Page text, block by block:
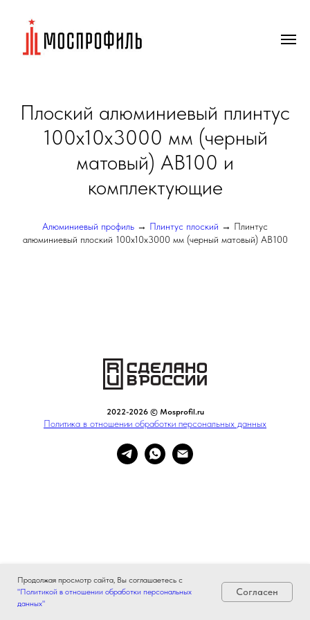
Продолжая просмотр сайта, Вы соглашаетесь с
"Политикой в отношении обработки персональных
данных"
Согласен
Плоский алюминиевый плинтус
100х10х3000 мм (черный
матовый) AB100 и
комплектующие
Алюминиевый профиль → Плинтус плоский → Плинтус
алюминиевый плоский 100х10х3000 мм (черный матовый) AB100
2022-2026 © Mosprofil.ru
Политика в отношении обработки персональных данных